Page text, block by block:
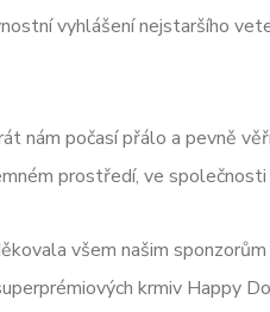
vyhlášení nejstaršího
nám počasí přálo a pevně
prostředí, ve
všem našim
krmiv Happy